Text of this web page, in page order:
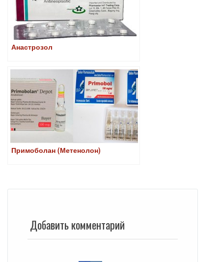
Анастрозол
Примоболан (Метенолон)
Добавить комментарий